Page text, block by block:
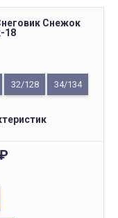
Снежок
18
32/128 34/134